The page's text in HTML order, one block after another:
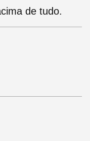
de tudo.